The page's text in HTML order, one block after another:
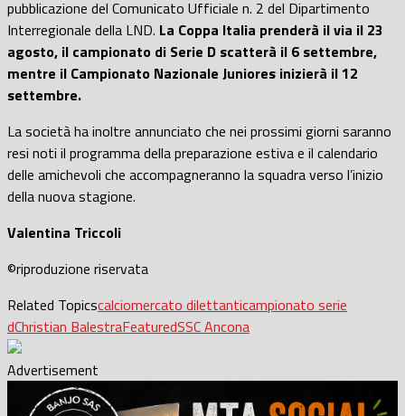
pubblicazione del Comunicato Ufficiale n. 2 del Dipartimento
Interregionale della LND. La Coppa Italia prenderà il via il 23
agosto, il campionato di Serie D scatterà il 6 settembre,
mentre il Campionato Nazionale Juniores inizierà il 12
settembre.
La società ha inoltre annunciato che nei prossimi giorni saranno
resi noti il programma della preparazione estiva e il calendario
delle amichevoli che accompagneranno la squadra verso l’inizio
della nuova stagione.
Valentina Triccoli
©️riproduzione riservata
Related Topicscalciomercato dilettanticampionato serie
dChristian BalestraFeaturedSSC Ancona
Advertisement